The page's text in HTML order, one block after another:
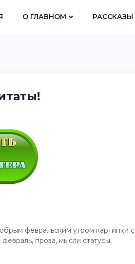
О ГЛАВНОМ РАССКАЗЫ
февральским утром картинки с
проза, мысли статусы,